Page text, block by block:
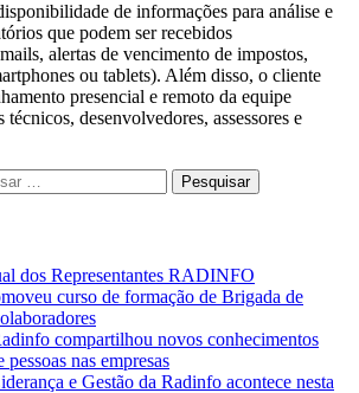
de informações para análise e
que podem ser recebidos
alertas de vencimento de impostos,
ou tablets). Além disso, o cliente
presencial e remoto da equipe
desenvolvedores, assessores e
dos Representantes RADINFO
curso de formação de Brigada de
compartilhou novos conhecimentos
pessoas nas empresas
e Gestão da Radinfo acontece nesta